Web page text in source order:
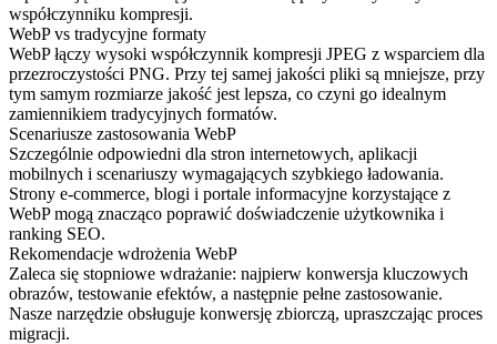
współczynniku kompresji.
WebP vs tradycyjne formaty
WebP łączy wysoki współczynnik kompresji JPEG z wsparciem dla
przezroczystości PNG. Przy tej samej jakości pliki są mniejsze, przy
tym samym rozmiarze jakość jest lepsza, co czyni go idealnym
zamiennikiem tradycyjnych formatów.
Scenariusze zastosowania WebP
Szczególnie odpowiedni dla stron internetowych, aplikacji
mobilnych i scenariuszy wymagających szybkiego ładowania.
Strony e-commerce, blogi i portale informacyjne korzystające z
WebP mogą znacząco poprawić doświadczenie użytkownika i
ranking SEO.
Rekomendacje wdrożenia WebP
Zaleca się stopniowe wdrażanie: najpierw konwersja kluczowych
obrazów, testowanie efektów, a następnie pełne zastosowanie.
Nasze narzędzie obsługuje konwersję zbiorczą, upraszczając proces
migracji.